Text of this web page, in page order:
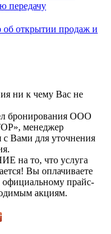
передачу
об открытии продаж и
ни к чему Вас не
бронирования ООО
менеджер
с Вами для уточнения
то, что услуга
Вы оплачиваете
официальному прайс-
акциям.